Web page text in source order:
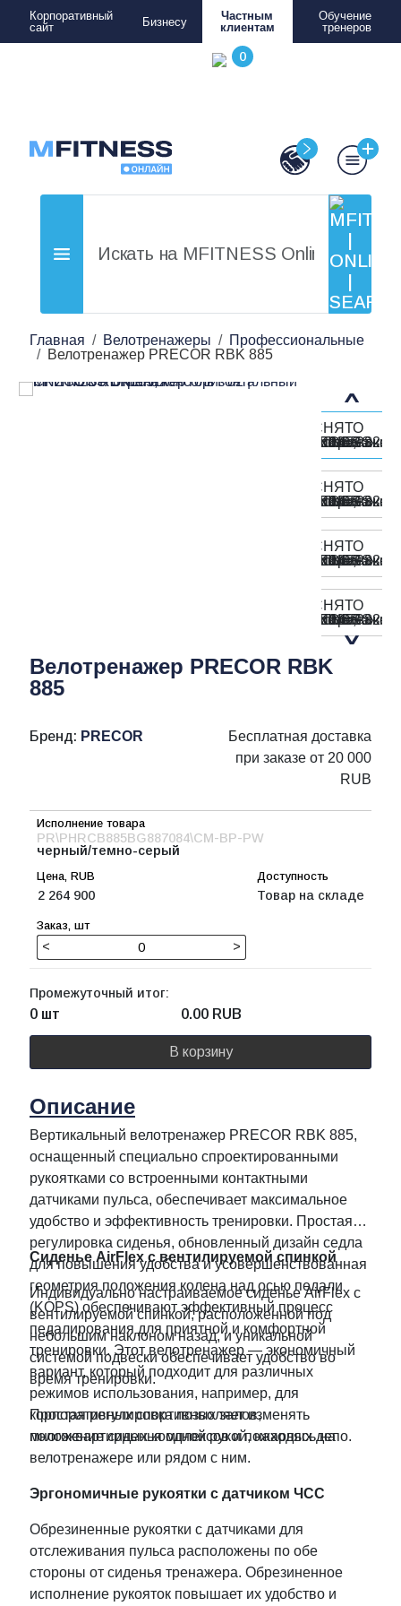
Корпоративный
сайт
Бизнесу
Частным
клиентам
Обучение
тренеров
Главная Велотренажеры
Профессиональные
Велотренажер PRECOR RBK 885
Велотренажер PRECOR RBK
885
Бренд: PRECOR
Бесплатная доставка
при заказе от 20 000
RUB
PR\PHRCB885BG887084\CM-BP-PW
черный/темно-серый
2 264 900 Товар на складе
< >
Промежуточный итог:
0 шт 0.00 RUB
В корзину
Описание
Вертикальный велотренажер PRECOR RBK 885,
оснащенный специально спроектированными
рукоятками со встроенными контактными
датчиками пульса, обеспечивает максимальное
удобство и эффективность тренировки. Простая
регулировка сиденья, обновленный дизайн седла
для повышения удобства и усовершенствованная
геометрия положения колена над осью педали
(KOPS) обеспечивают эффективный процеcc
педалирования для приятной и комфортной
тренировки. Этот велотренажер — экономичный
вариант, который подходит для различных
режимов использования, например, для
корпоративных спортивных залов,
многоквартирных комплексов и пожарных депо.
Сиденье AirFlex с вентилируемой спинкой
Индивидуально настраиваемое сиденье AirFlex с
вентилируемой спинкой, расположенной под
небольшим наклоном назад, и уникальной
системой подвески обеспечивает удобство во
время тренировки.
Простая регулировка позволяет изменять
положение сиденья одной рукой, находясь на
велотренажере или рядом с ним.
Эргономичные рукоятки с датчиком ЧСС
Обрезиненные рукоятки с датчиками для
отслеживания пульса расположены по обе
стороны от сиденья тренажера. Обрезиненное
исполнение рукояток повышает их удобство и